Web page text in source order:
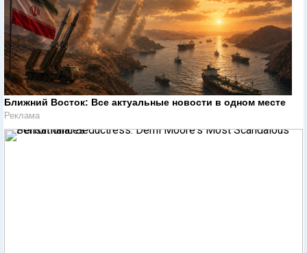
Ближний Восток: Все актуальные новости в одном месте
Реклама